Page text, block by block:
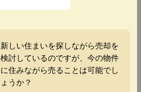
新しい住まいを探しながら売却を
検討しているのですが、今の物件
に住みながら売ることは可能でし
ょうか？